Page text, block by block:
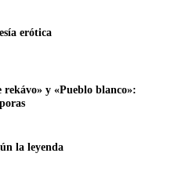
erótica
rekávo» y «Pueblo blanco»:
la leyenda